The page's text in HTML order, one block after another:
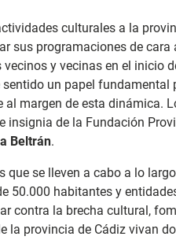
culturales a la
sus programaciones de cara
y vecinas en el inicio
un papel fundamental
margen de esta dinámica.
insignia de la Fundación
Beltrán.
se lleven a cabo a lo
50.000 habitantes y
contra la brecha cultural,
la provincia de Cádiz vivan